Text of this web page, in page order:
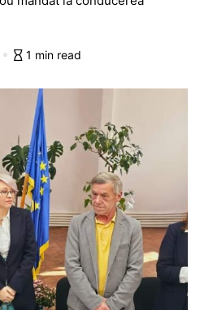
m g z
1 min read